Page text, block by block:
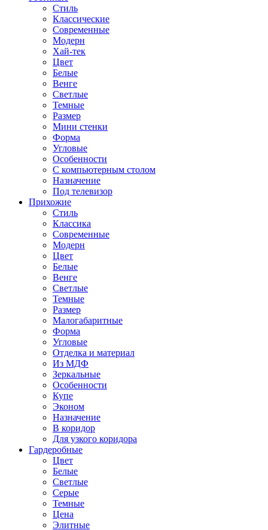
Стиль
Классические
Современные
Модерн
Хай-тек
Цвет
Белые
Венге
Светлые
Темные
Размер
Мини стенки
Форма
Угловые
Особенности
С компьютерным столом
Назначение
Под телевизор
Прихожие
Стиль
Классика
Современные
Модерн
Цвет
Белые
Венге
Светлые
Темные
Размер
Малогабаритные
Форма
Угловые
Отделка и материал
Из МДФ
Зеркальные
Особенности
Купе
Эконом
Назначение
В коридор
Для узкого коридора
Гардеробные
Цвет
Белые
Светлые
Серые
Темные
Цена
Элитные